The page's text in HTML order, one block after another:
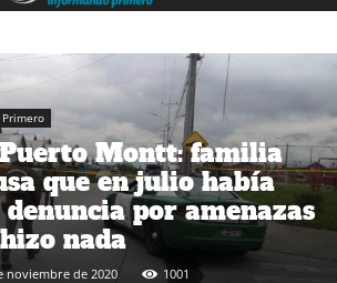
Montt: familia
que en julio había
por amenazas
nada
noviembre de 2020 1001